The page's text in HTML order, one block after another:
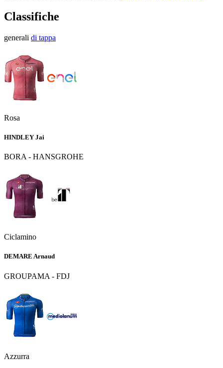
Classifiche
generali di tappa
Rosa
HINDLEY Jai
BORA - HANSGROHE
Ciclamino
DEMARE Arnaud
GROUPAMA - FDJ
Azzurra